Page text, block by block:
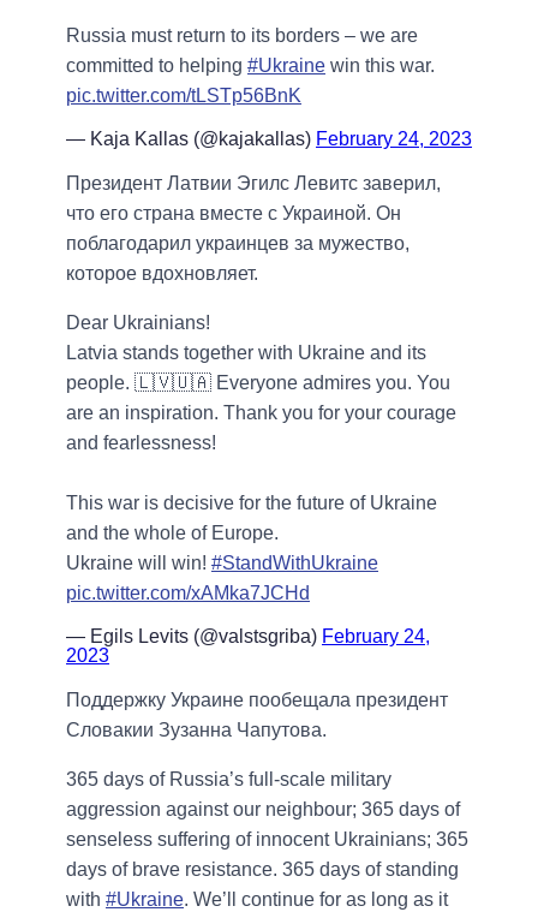
Russia must return to its borders – we are
committed to helping #Ukraine win this war.
pic.twitter.com/tLSTp56BnK
— Kaja Kallas (@kajakallas) February 24, 2023
Президент Латвии Эгилс Левитс заверил,
что его страна вместе с Украиной. Он
поблагодарил украинцев за мужество,
которое вдохновляет.
Dear Ukrainians!
Latvia stands together with Ukraine and its
people. 🇱🇻🇺🇦 Everyone admires you. You
are an inspiration. Thank you for your courage
and fearlessness!
This war is decisive for the future of Ukraine
and the whole of Europe.
Ukraine will win! #StandWithUkraine
pic.twitter.com/xAMka7JCHd
— Egils Levits (@valstsgriba) February 24,
2023
Поддержку Украине пообещала президент
Словакии Зузанна Чапутова.
365 days of Russia’s full-scale military
aggression against our neighbour; 365 days of
senseless suffering of innocent Ukrainians; 365
days of brave resistance. 365 days of standing
with #Ukraine. We’ll continue for as long as it